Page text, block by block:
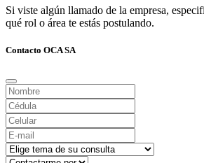
Si viste algún llamado de la empresa,
qué rol o área te estás postulando.
Contacto OCA SA